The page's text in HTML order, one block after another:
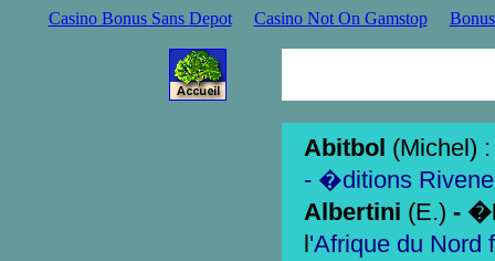
Casino Bonus Sans Depot Casino Not On Gamstop
Abitbol (Michel)
- �ditions
Albertini (E.) -
l'Afrique du